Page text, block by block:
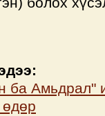
ба Амьдрал"